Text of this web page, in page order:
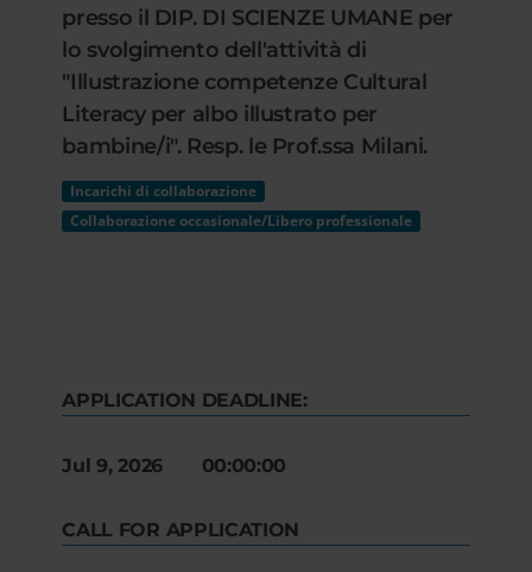
presso il DIP. DI SCIENZE UMANE per
lo svolgimento dell'attività di
"Illustrazione competenze Cultural
Literacy per albo illustrato per
bambine/i". Resp. le Prof.ssa Milani.
Incarichi di collaborazione
Collaborazione occasionale/Libero professionale
APPLICATION DEADLINE:
Jul 9, 2026 00:00:00
CALL FOR APPLICATION